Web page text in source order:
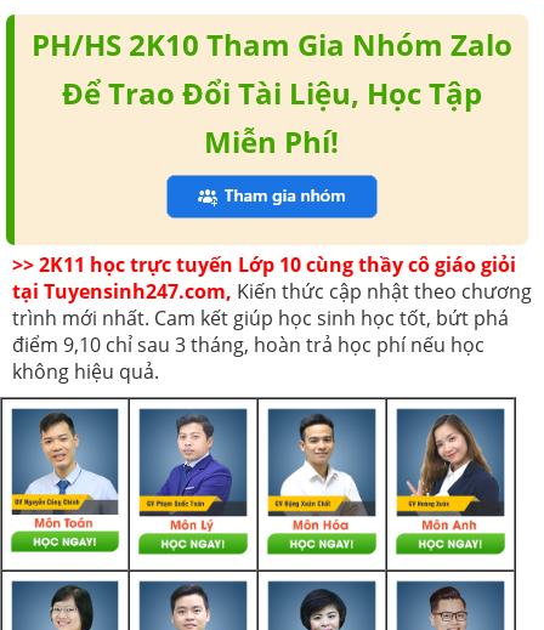
PH/HS 2K10 Tham Gia Nhóm Zalo
Để Trao Đổi Tài Liệu, Học Tập
Miễn Phí!
>> 2K11 học trực tuyến Lớp 10 cùng thầy cô giáo giỏi
tại Tuyensinh247.com, Kiến thức cập nhật theo chương
trình mới nhất. Cam kết giúp học sinh học tốt, bứt phá
điểm 9,10 chỉ sau 3 tháng, hoàn trả học phí nếu học
không hiệu quả.